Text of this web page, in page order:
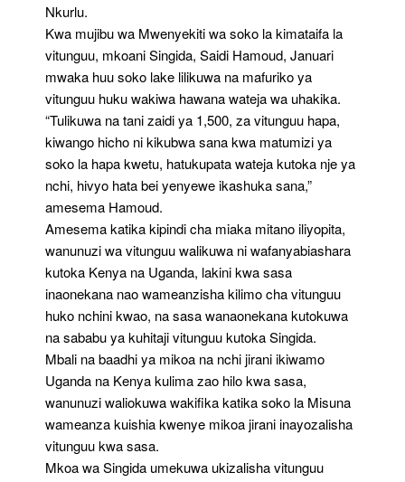
Nkurlu.
Kwa mujibu wa Mwenyekiti wa soko la kimataifa la
vitunguu, mkoani Singida, Saidi Hamoud, Januari
mwaka huu soko lake lilikuwa na mafuriko ya
vitunguu huku wakiwa hawana wateja wa uhakika.
“Tulikuwa na tani zaidi ya 1,500, za vitunguu hapa,
kiwango hicho ni kikubwa sana kwa matumizi ya
soko la hapa kwetu, hatukupata wateja kutoka nje ya
nchi, hivyo hata bei yenyewe ikashuka sana,”
amesema Hamoud.
Amesema katika kipindi cha miaka mitano iliyopita,
wanunuzi wa vitunguu walikuwa ni wafanyabiashara
kutoka Kenya na Uganda, lakini kwa sasa
inaonekana nao wameanzisha kilimo cha vitunguu
huko nchini kwao, na sasa wanaonekana kutokuwa
na sababu ya kuhitaji vitunguu kutoka Singida.
Mbali na baadhi ya mikoa na nchi jirani ikiwamo
Uganda na Kenya kulima zao hilo kwa sasa,
wanunuzi waliokuwa wakifika katika soko la Misuna
wameanza kuishia kwenye mikoa jirani inayozalisha
vitunguu kwa sasa.
Mkoa wa Singida umekuwa ukizalisha vitunguu